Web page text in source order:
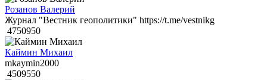
Розанов Валерий
Журнал "Вестник геополитики" https://t.me/vestnikg
4750950
Каймин Михаил
mkaymin2000
4509550